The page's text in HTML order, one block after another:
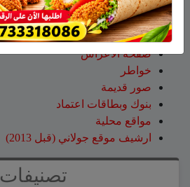
صفحات
صفحة الاعراس
خواطر
صور قديمة
بنوك وبطاقات اعتماد
مواقع محلية
ارشيف موقع جولاني (قبل 2013)
تصنيفات